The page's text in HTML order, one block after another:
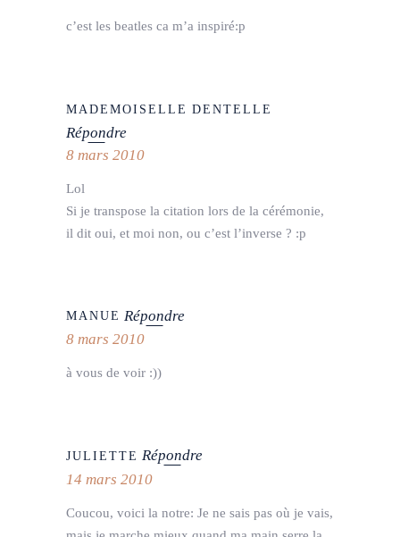
c’est les beatles ca m’a inspiré:p
MADEMOISELLE DENTELLE
Répondre
8 mars 2010
Lol
Si je transpose la citation lors de la cérémonie,
il dit oui, et moi non, ou c’est l’inverse ? :p
MANUE Répondre
8 mars 2010
à vous de voir :))
JULIETTE Répondre
14 mars 2010
Coucou, voici la notre: Je ne sais pas où je vais,